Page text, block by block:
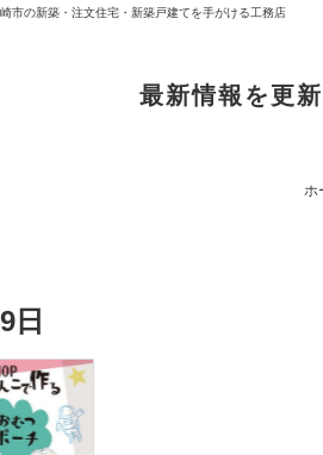
日
市の新築・注文住宅・新築戸建てを手がける工務店
最新情報を更
ホ